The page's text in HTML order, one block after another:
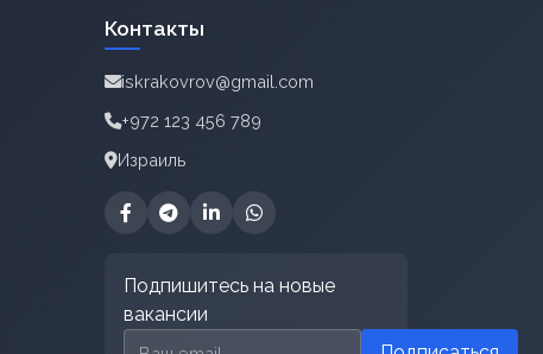
Контакты
iskrakovrov@gmail.com
+972 123 456 789
Израиль
Подпишитесь на новые
вакансии
Email для подписки